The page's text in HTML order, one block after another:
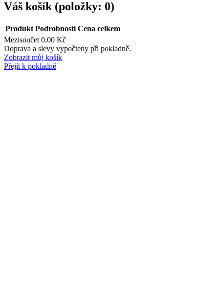
Váš košík (položky: 0)
Produkty
v
Produkt Podrobnosti Cena celkem
Mezisoučet 0,00 Kč
Doprava a slevy vypočteny při pokladně.
Zobrazit můj košík
Přejít k pokladně